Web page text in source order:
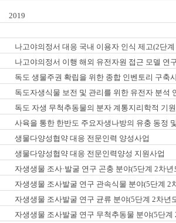
2019
나고야의정서 대응 국내 이용자 인식 제고(2단
나고야의정서 이행 해외 유전자원 접근 모델 연
독도 생물주권 확립을 위한 종합 인벤토리 구축
독도자생식물 보전 및 관리를 위한 유전자 분석
독도 자생 무척추동물의 분자 계통지리학적 기
사육을 통한 한반도 주요자생나방의 유충 동정
생물다양성협약 대응 전문인력 양성사업
생물다양성협약 대응 전문인력양성 지원사업
자생생물 조사·발굴 연구 곤충 분야(5단계 2차년
자생생물 조사발굴 연구 관속식물 분야(5단계 2
자생생물 조사발굴 연구 균류 분야(5단계 2차년
자생생물 조사발굴 연구 무척추동물 분야(5단계